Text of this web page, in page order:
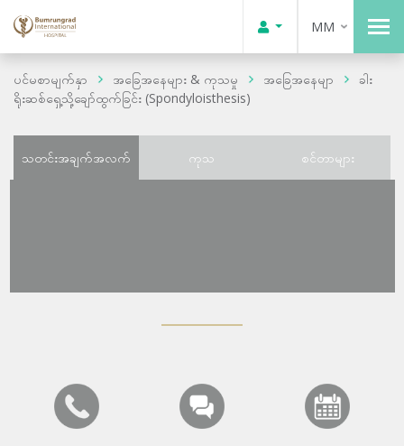
MM
ပင်မစာမျက်နှာ အခြေအနေများ & ကုသမှု အခြေအနေမျာ
ခါး
ရိုးဆစ်ရှေ့သို့ချော်ထွက်ခြင်း (Spondyloisthesis)
သတင်းအချက်အလက် ကုသ စင်တာများ